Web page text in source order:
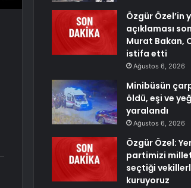
Özgür Özel’in
açıklaması
Murat Bakan,
istifa etti
Ağustos 6, 2026
Minibüsün
öldü, eşi ve
yaralandı
Ağustos 6, 2026
Özgür Özel:
partimizi
seçtiği
kuruyoruz